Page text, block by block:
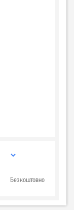
Безкоштовно